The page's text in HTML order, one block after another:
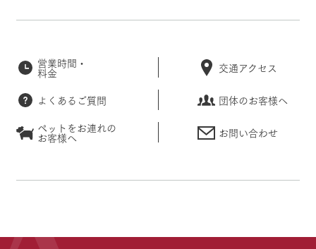
営業時間・
料金 交通アクセス
よくあるご質問
団体のお客様へ
ペットをお連れの
お客様へ お問い合わせ